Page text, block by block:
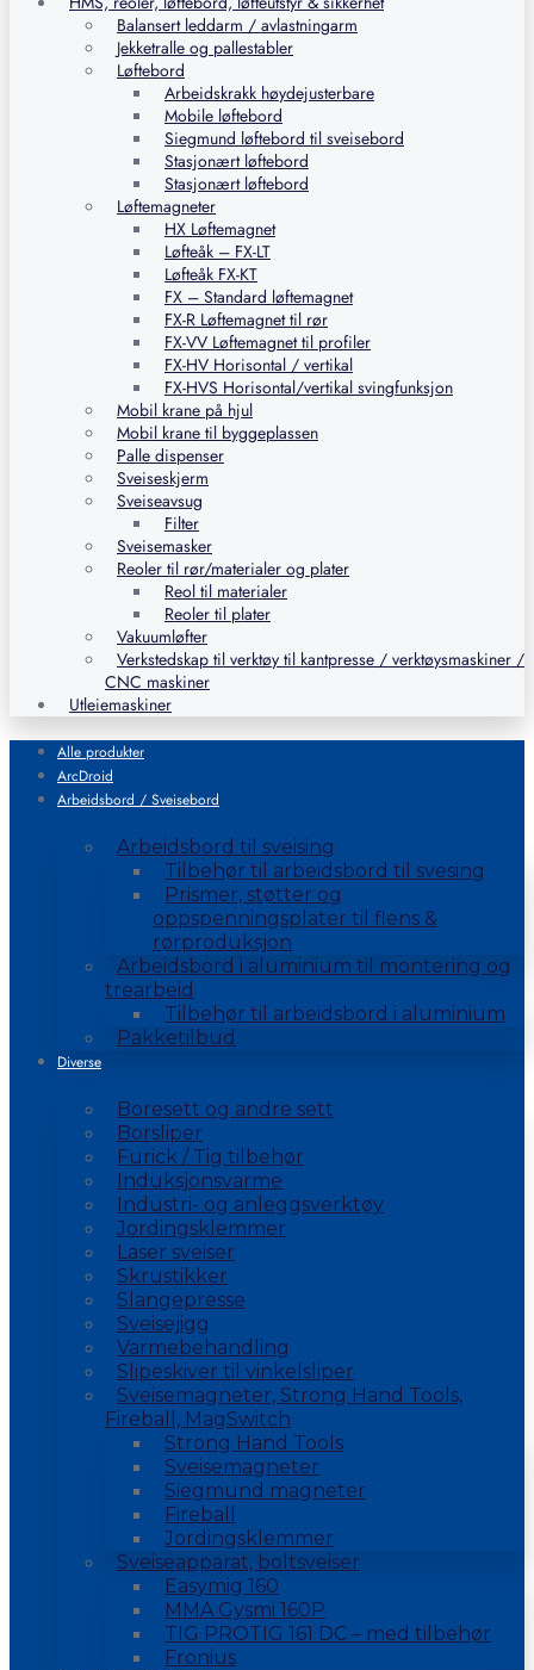
Balansert leddarm / avlastningarm
Jekketralle og pallestabler
Løftebord
Arbeidskrakk høydejusterbare
Mobile løftebord
Siegmund løftebord til sveisebord
Stasjonært løftebord
Stasjonært løftebord
Løftemagneter
HX Løftemagnet
Løfteåk – FX-LT
Løfteåk FX-KT
FX – Standard løftemagnet
FX-R Løftemagnet til rør
FX-VV Løftemagnet til profiler
FX-HV Horisontal / vertikal
FX-HVS Horisontal/vertikal svingfunksjon
Mobil krane på hjul
Mobil krane til byggeplassen
Palle dispenser
Sveiseskjerm
Sveiseavsug
Filter
Sveisemasker
Reoler til rør/materialer og plater
Reol til materialer
Reoler til plater
Vakuumløfter
Verkstedskap til verktøy til kantpresse / verktøysmaskiner /
CNC maskiner
Utleiemaskiner
Alle produkter
ArcDroid
Arbeidsbord / Sveisebord
Arbeidsbord til sveising
Tilbehør til arbeidsbord til svesing
Prismer, støtter og
oppspenningsplater til flens &
rørproduksjon
Arbeidsbord i aluminium til montering og
trearbeid
Tilbehør til arbeidsbord i aluminium
Pakketilbud
Diverse
Boresett og andre sett
Borsliper
Furick / Tig tilbehør
Induksjonsvarme
Industri- og anleggsverktøy
Jordingsklemmer
Laser sveiser
Skrustikker
Slangepresse
Sveisejigg
Varmebehandling
Slipeskiver til vinkelsliper
Sveisemagneter, Strong Hand Tools,
Fireball, MagSwitch
Strong Hand Tools
Sveisemagneter
Siegmund magneter
Fireball
Jordingsklemmer
Sveiseapparat, boltsveiser
Easymig 160
MMA Gysmi 160P
TIG PROTIG 161 DC – med tilbehør
Fronius